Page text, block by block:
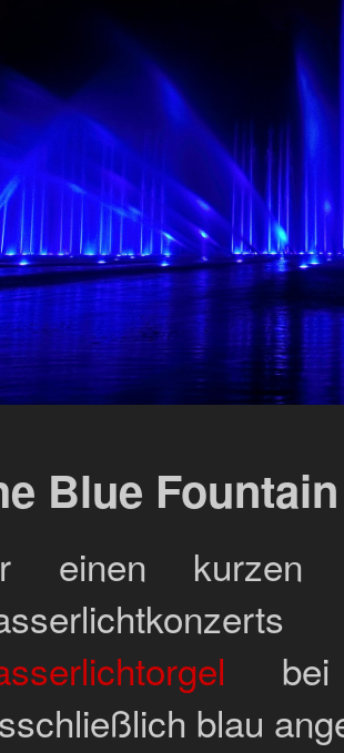
Blue Fountain
einen kurzen
bei
blau